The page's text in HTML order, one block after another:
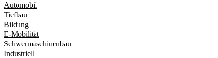
Automobil
Tiefbau
Bildung
E-Mobilität
Schwermaschinenbau
Industriell